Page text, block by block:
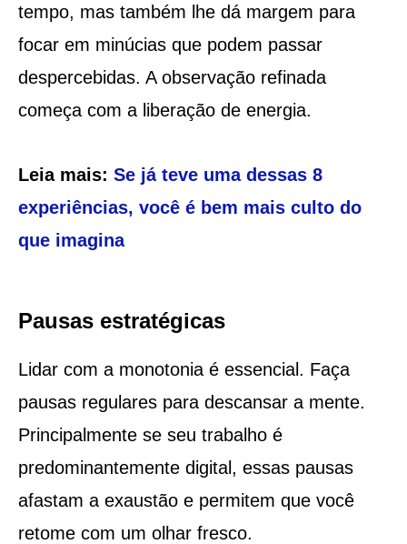
tempo, mas também lhe dá margem para
focar em minúcias que podem passar
despercebidas. A observação refinada
começa com a liberação de energia.
Leia mais: Se já teve uma dessas 8
experiências, você é bem mais culto do
que imagina
Pausas estratégicas
Lidar com a monotonia é essencial. Faça
pausas regulares para descansar a mente.
Principalmente se seu trabalho é
predominantemente digital, essas pausas
afastam a exaustão e permitem que você
retome com um olhar fresco.